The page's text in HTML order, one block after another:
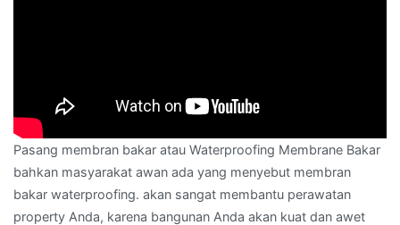
Pasang membran bakar atau Waterproofing Membrane Bakar
bahkan masyarakat awan ada yang menyebut membran
bakar waterproofing. akan sangat membantu perawatan
property Anda, karena bangunan Anda akan kuat dan awet